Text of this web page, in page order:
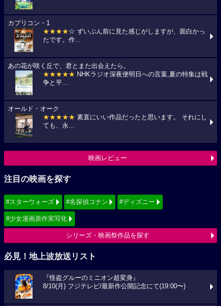
カプリコン・1
★★★★☆ ずいぶん前に見た感じがしますが、面白かっ
たです。作...
あの花が咲く丘で、君とまた出会えたら。
★★★★★ NHKラジオ深夜便明日への言葉,夏の特集は戦
争と平...
オールド・オーク
★★★★★ 素直にいい作品だったと思います。 それにし
ても、永...
映画レビュー
注目の映画を探す
#スターウォーズ #名探偵コナン #ディズニー
#少女漫画原作実写化
シリーズ・映画祭作品を探す
必見！地上波放送リスト
『怪盗グルーのミニオン超変身』
8/10(月) フジテレビ/最新作公開記念にて(19:00〜)